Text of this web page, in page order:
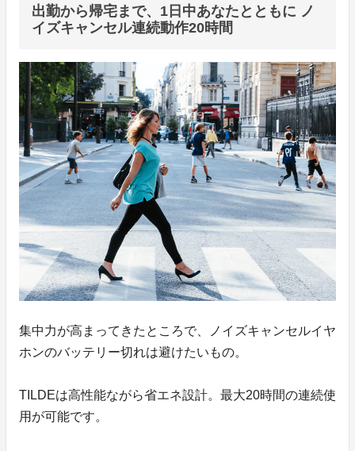
出勤から帰宅まで、1日中あなたとともに ノ
イズキャンセル連続動作20時間
集中力が高まってきたところで、ノイズキャンセルイヤ
ホンのバッテリー切れは避けたいもの。
TILDEは高性能ながら省エネ設計。最大20時間の連続使
用が可能です。